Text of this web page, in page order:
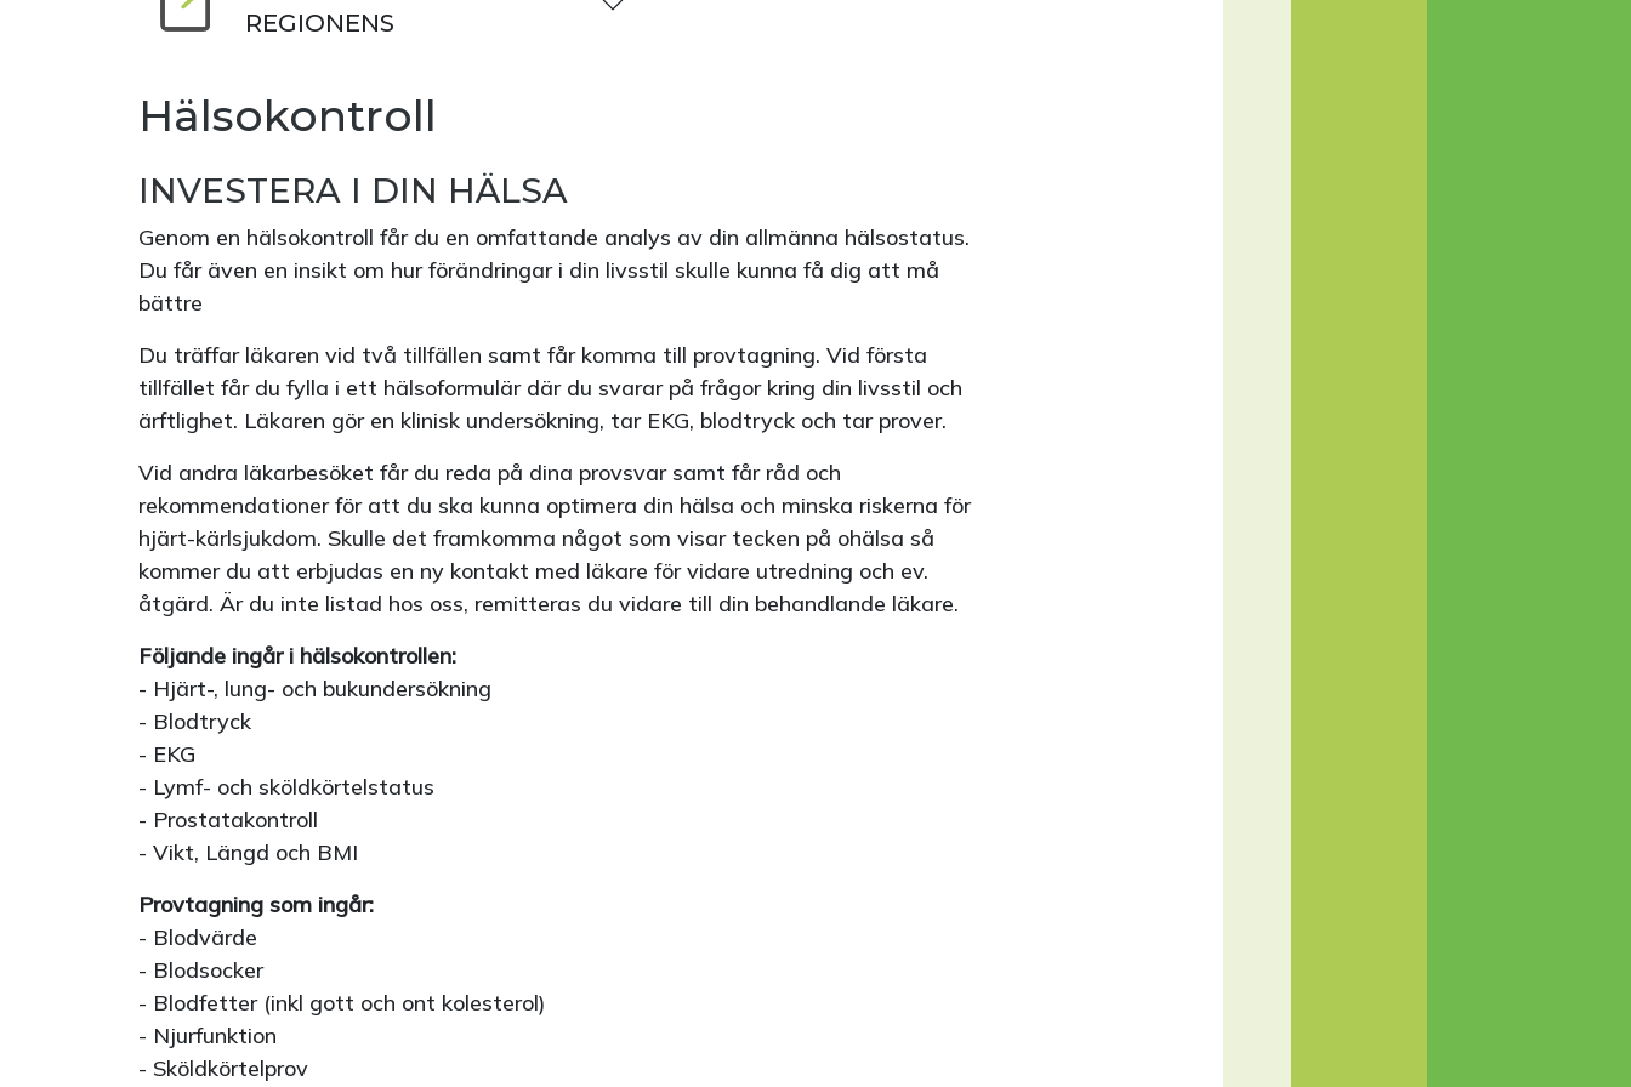
REGIONENS
Hälsokontroll
INVESTERA I DIN HÄLSA
Genom en hälsokontroll får du en omfattande analys av din allmänna hälsostatus.
Du får även en insikt om hur förändringar i din livsstil skulle kunna få dig att må
bättre
Du träffar läkaren vid två tillfällen samt får komma till provtagning. Vid första
tillfället får du fylla i ett hälsoformulär där du svarar på frågor kring din livsstil och
ärftlighet. Läkaren gör en klinisk undersökning, tar EKG, blodtryck och tar prover.
Vid andra läkarbesöket får du reda på dina provsvar samt får råd och
rekommendationer för att du ska kunna optimera din hälsa och minska riskerna för
hjärt-kärlsjukdom. Skulle det framkomma något som visar tecken på ohälsa så
kommer du att erbjudas en ny kontakt med läkare för vidare utredning och ev.
åtgärd. Är du inte listad hos oss, remitteras du vidare till din behandlande läkare.
Följande ingår i hälsokontrollen:
- Hjärt-, lung- och bukundersökning
- Blodtryck
- EKG
- Lymf- och sköldkörtelstatus
- Prostatakontroll
- Vikt, Längd och BMI
Provtagning som ingår:
- Blodvärde
- Blodsocker
- Blodfetter (inkl gott och ont kolesterol)
- Njurfunktion
- Sköldkörtelprov